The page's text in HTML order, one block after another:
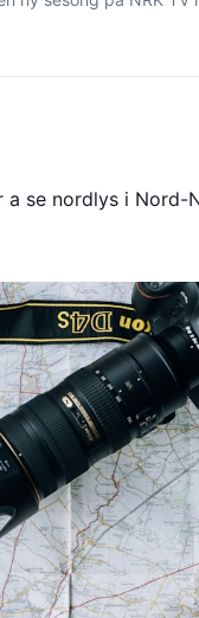
se nordlys i Nord-